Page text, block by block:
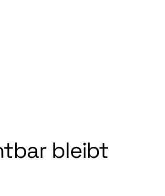
bleibt